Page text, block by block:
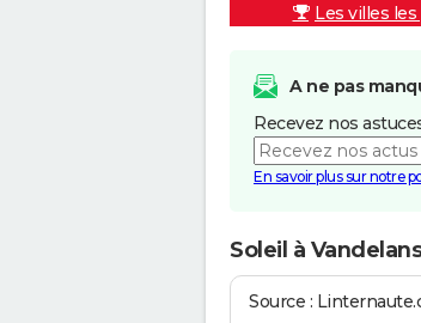
Les villes
A ne pas
Recevez nos
En savoir plus sur notre
Soleil à
Source :